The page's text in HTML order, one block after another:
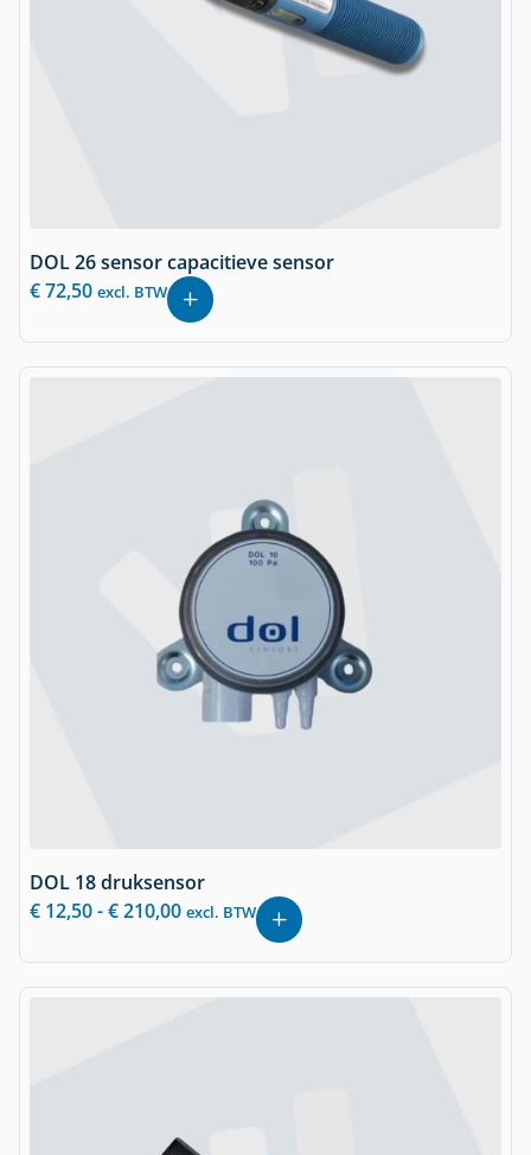
DOL 26 sensor capacitieve sensor
€72,50 excl. BTW
DOL 18 druksensor
€ 12,50-€210,00 excl. BTW